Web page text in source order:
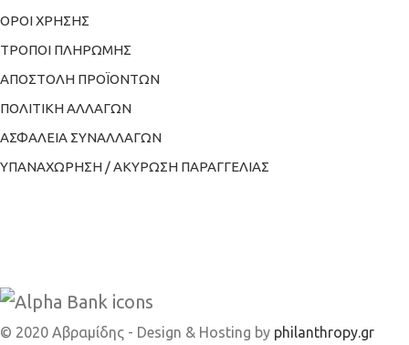
ΟΡΟΙ ΧΡΗΣΗΣ
ΤΡΟΠΟΙ ΠΛΗΡΩΜΗΣ
ΑΠΟΣΤΟΛΗ ΠΡΟΪΟΝΤΩΝ
ΠΟΛΙΤΙΚΗ ΑΛΛΑΓΩΝ
ΑΣΦΑΛΕΙΑ ΣΥΝΑΛΛΑΓΩΝ
ΥΠΑΝΑΧΩΡΗΣΗ / ΑΚΥΡΩΣΗ ΠΑΡΑΓΓΕΛΙΑΣ
© 2020 Αβραμίδης - Design & Hosting by philanthropy.gr